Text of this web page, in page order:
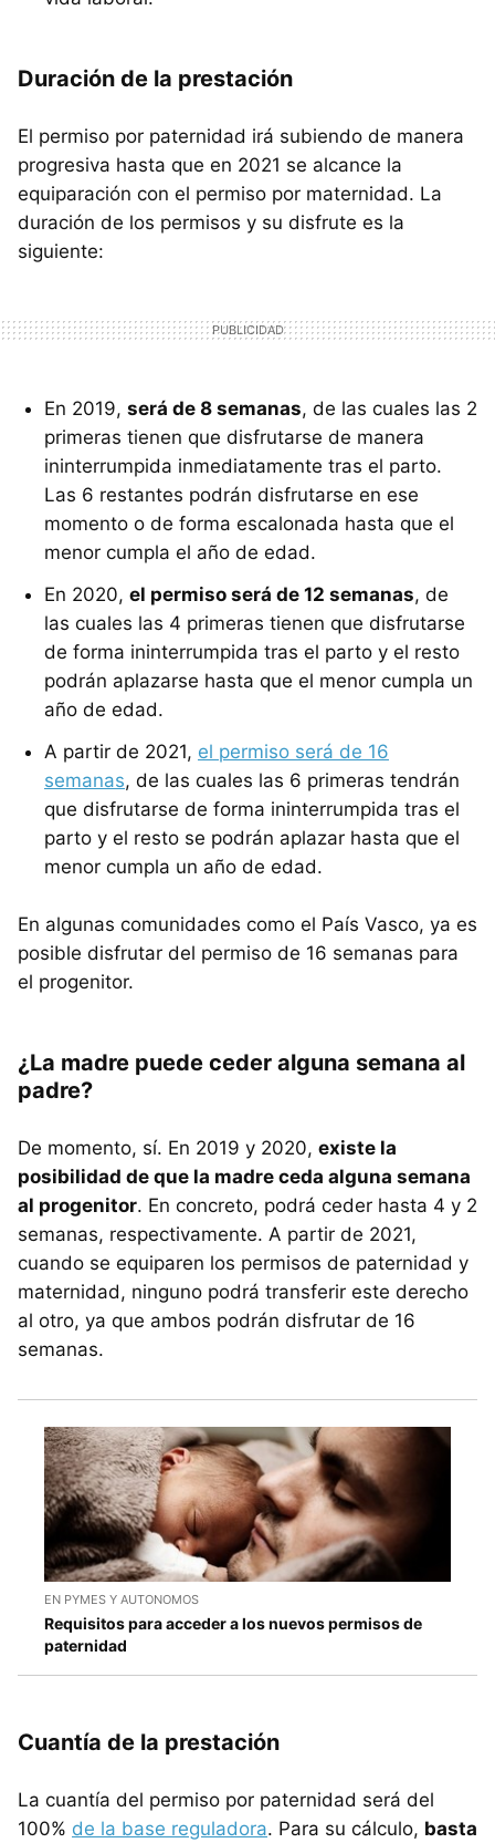
Duración de la prestación
El permiso por paternidad irá subiendo de manera
progresiva hasta que en 2021 se alcance la
equiparación con el permiso por maternidad. La
duración de los permisos y su disfrute es la
siguiente:
En 2019, será de 8 semanas, de las cuales las 2
primeras tienen que disfrutarse de manera
ininterrumpida inmediatamente tras el parto.
Las 6 restantes podrán disfrutarse en ese
momento o de forma escalonada hasta que el
menor cumpla el año de edad.
En 2020, el permiso será de 12 semanas, de
las cuales las 4 primeras tienen que disfrutarse
de forma ininterrumpida tras el parto y el resto
podrán aplazarse hasta que el menor cumpla un
año de edad.
A partir de 2021, el permiso será de 16
semanas, de las cuales las 6 primeras tendrán
que disfrutarse de forma ininterrumpida tras el
parto y el resto se podrán aplazar hasta que el
menor cumpla un año de edad.
En algunas comunidades como el País Vasco, ya es
posible disfrutar del permiso de 16 semanas para
el progenitor.
¿La madre puede ceder alguna semana al
padre?
De momento, sí. En 2019 y 2020, existe la
posibilidad de que la madre ceda alguna semana
al progenitor. En concreto, podrá ceder hasta 4 y 2
semanas, respectivamente. A partir de 2021,
cuando se equiparen los permisos de paternidad y
maternidad, ninguno podrá transferir este derecho
al otro, ya que ambos podrán disfrutar de 16
semanas.
EN PYMES Y AUTONOMOS
Requisitos para acceder a los nuevos permisos de
paternidad
Cuantía de la prestación
La cuantía del permiso por paternidad será del
100% de la base reguladora. Para su cálculo, basta